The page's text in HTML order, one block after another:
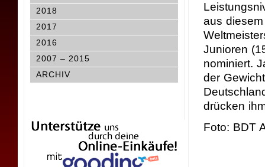
2018
2017
2016
2007 – 2015
ARCHIV
aus
Junioren
nominiert.
der
drücken
Foto: BDT